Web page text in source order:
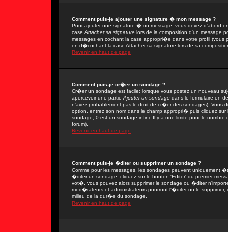
Comment puis-je ajouter une signature � mon message ?
Pour ajouter une signature � un message, vous devez d'abord
case Attacher sa signature lors de la composition d'un message
messages en cochant la case appropri�e dans votre profil
en d�cochant la case Attacher sa signature lors de sa
Revenir en haut de page
Comment puis-je cr�er un sondage ?
Cr�er un sondage est facile; lorsque vous postez un nouveau
apercevoir une partie Ajouter un sondage dans le formulaire en
n'avez probablement pas le droit de cr�er des sondages). Vous
option, entrez son nom dans le champ appropri� puis cliquez
sondage; 0 est un sondage infini. Il y a une limite pour le
forum).
Revenir en haut de page
Comment puis-je �diter ou supprimer un sondage ?
Comme pour les messages, les sondages peuvent
�diter un sondage, cliquez sur le bouton 'Editer' du premier
vot�, vous pouvez alors supprimer le sondage ou �diter
mod�rateurs et administrateurs pourront l'�diter ou le
milieu de la dur�e du sondage.
Revenir en haut de page